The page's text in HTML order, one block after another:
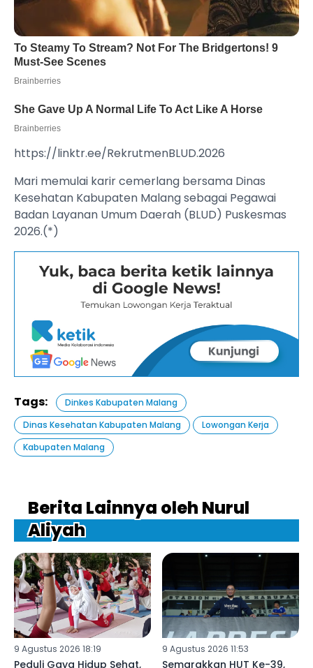
https://linktr.ee/RekrutmenBLUD.2026
Mari memulai karir cemerlang bersama Dinas
Kesehatan Kabupaten Malang sebagai Pegawai
Badan Layanan Umum Daerah (BLUD) Puskesmas
2026.(*)
Tags:
Dinkes Kabupaten Malang
Dinas Kesehatan Kabupaten Malang
Lowongan Kerja
Kabupaten Malang
Berita Lainnya oleh Nurul
Aliyah
9 Agustus 2026 18:19
Peduli Gaya Hidup Sehat,
9 Agustus 2026 11:53
Semarakkan HUT Ke-39,